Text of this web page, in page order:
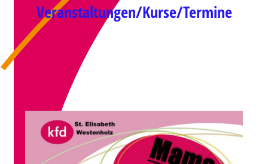
Veranstaltungen/Kurse/Termine